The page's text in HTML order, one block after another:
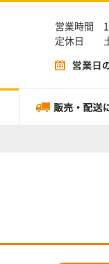
営業時間
定休日 土